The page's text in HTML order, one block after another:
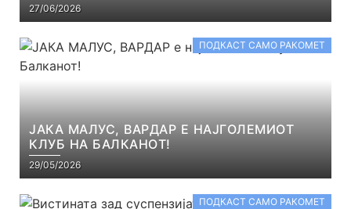
27/06/2026
ПОДКАСТ САМО РАКОМЕТ
ЈАКА МАЛУС, ВАРДАР Е НАЈГОЛЕМИОТ
КЛУБ НА БАЛКАНОТ!
29/05/2026
ПОДКАСТ САМО РАКОМЕТ